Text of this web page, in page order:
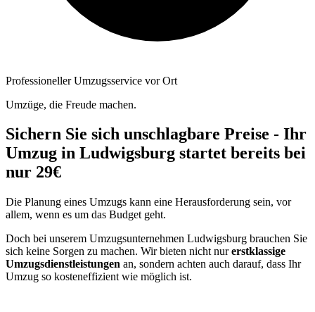
Professioneller Umzugsservice vor Ort
Umzüge, die Freude machen.
Sichern Sie sich unschlagbare Preise - Ihr
Umzug in Ludwigsburg startet bereits bei
nur 29€
Die Planung eines Umzugs kann eine Herausforderung sein, vor
allem, wenn es um das Budget geht.
Doch bei unserem Umzugsunternehmen Ludwigsburg brauchen Sie
sich keine Sorgen zu machen. Wir bieten nicht nurerstklassige
Umzugsdienstleistungen an, sondern achten auch darauf, dass Ihr
Umzug so kosteneffizient wie möglich ist.